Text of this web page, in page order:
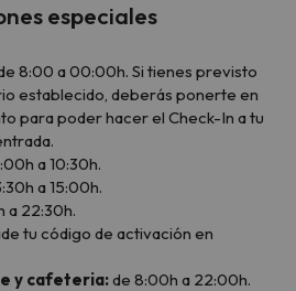
especiales
8:00 a 00:00h. Si tienes previsto
establecido, deberás ponerte en
para poder hacer el Check-In a tu
a 10:30h.
a 15:00h.
a 22:30h.
tu código de activación en
y cafeteria:de 8:00h a 22:00h.